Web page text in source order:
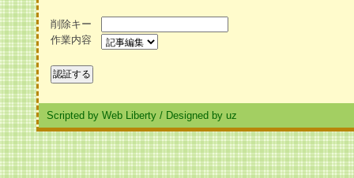
削除キー
作業内容
Scripted by Web Liberty / Designed by uz